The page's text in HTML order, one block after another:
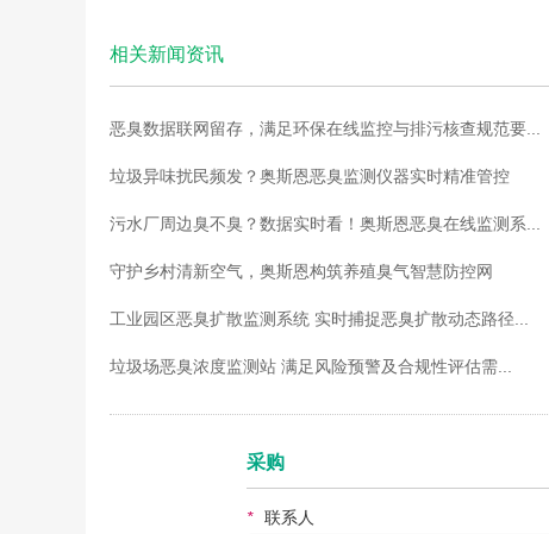
相关新闻资讯
恶臭数据联网留存，满足环保在线监控与排污核查规范要...
垃圾异味扰民频发？奥斯恩恶臭监测仪器实时精准管控
污水厂周边臭不臭？数据实时看！奥斯恩恶臭在线监测系...
守护乡村清新空气，奥斯恩构筑养殖臭气智慧防控网
工业园区恶臭扩散监测系统 实时捕捉恶臭扩散动态路径...
垃圾场恶臭浓度监测站 满足风险预警及合规性评估需...
采购
* 联系人